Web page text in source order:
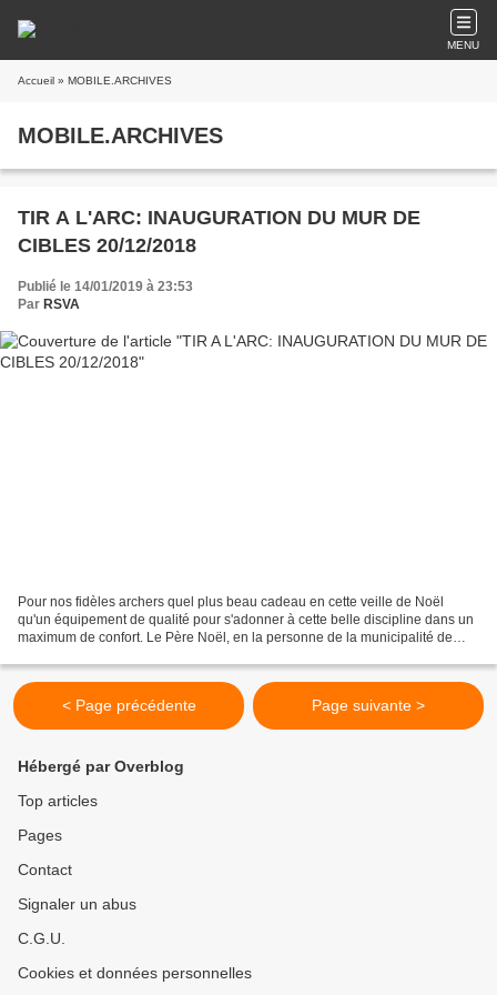
MENU
Accueil » MOBILE.ARCHIVES
MOBILE.ARCHIVES
TIR A L'ARC: INAUGURATION DU MUR DE
CIBLES 20/12/2018
Publié le 14/01/2019 à 23:53
Par RSVA
Pour nos fidèles archers quel plus beau cadeau en cette veille de Noël
qu'un équipement de qualité pour s'adonner à cette belle discipline dans un
maximum de confort. Le Père Noël, en la personne de la municipalité de
< Page précédente Page suivante >
Hébergé par Overblog
Top articles
Pages
Contact
Signaler un abus
C.G.U.
Cookies et données personnelles